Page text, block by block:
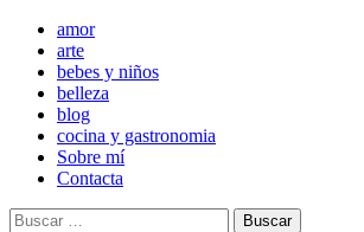
Menú
principal
amor
arte
bebes y niños
belleza
blog
cocina y gastronomia
Sobre mí
Contacta
Buscar: